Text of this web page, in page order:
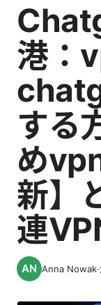
港：
する
め
新】
連
Anna Nowak·